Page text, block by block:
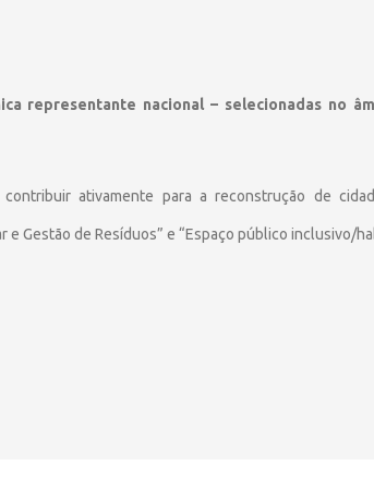
representante nacional – selecionadas no
ativamente para a reconstrução de
Gestão de Resíduos” e “Espaço público inclusivo/